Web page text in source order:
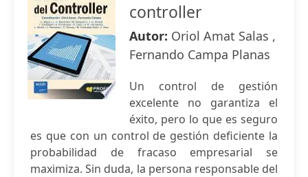
controller
Autor: Oriol Amat Salas ,
Fernando Campa Planas
Un control de gestión
excelente no garantiza el
éxito, pero lo que es seguro
es que con un control de gestión deficiente la
probabilidad de fracaso empresarial se
maximiza. Sin duda, la persona responsable del